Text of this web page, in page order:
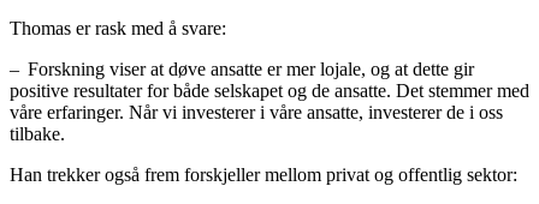
Thomas er rask med å svare:
– Forskning viser at døve ansatte er mer lojale, og at dette gir
positive resultater for både selskapet og de ansatte. Det stemmer med
våre erfaringer. Når vi investerer i våre ansatte, investerer de i oss
tilbake.
Han trekker også frem forskjeller mellom privat og offentlig sektor: